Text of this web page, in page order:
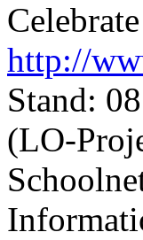
http://
Stand:
(LO-